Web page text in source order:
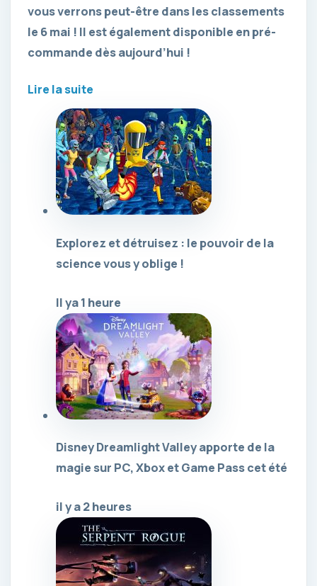
vous verrons peut-être dans les classements
le 6 mai ! Il est également disponible en pré-
commande dès aujourd’hui !
Lire la suite
Explorez et détruisez : le pouvoir de la
science vous y oblige !
Il ya 1 heure
Disney Dreamlight Valley apporte de la
magie sur PC, Xbox et Game Pass cet été
il y a 2 heures